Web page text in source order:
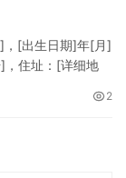
，[出生日期]年[月]
，住址：[详细地
2